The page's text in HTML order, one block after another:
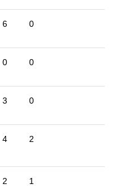
6 0
0 0
3 0
4 2
2 1